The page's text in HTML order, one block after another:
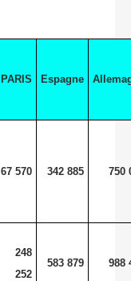
PARIS Espagne
67 570 342 885 750
248
252
583 879 988